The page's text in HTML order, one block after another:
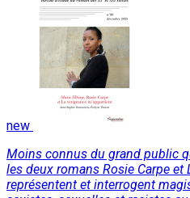
new
Moins connus du grand public
les deux romans Rosie Carpe et
représentent et interrogent